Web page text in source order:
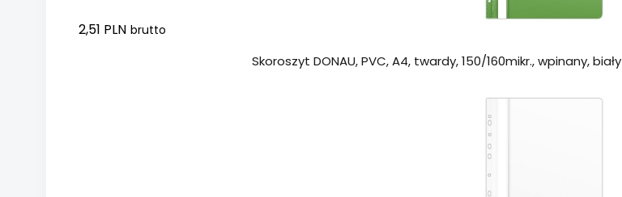
2,51 PLN brutto
Skoroszyt DONAU, PVC, A4, twardy, 150/160mikr., wpinany, biały